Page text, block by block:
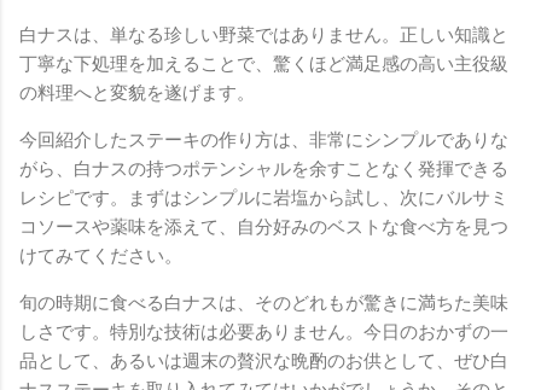
白ナスは、単なる珍しい野菜ではありません。正しい知識と
丁寧な下処理を加えることで、驚くほど満足感の高い主役級
の料理へと変貌を遂げます。
今回紹介したステーキの作り方は、非常にシンプルでありな
がら、白ナスの持つポテンシャルを余すことなく発揮できる
レシピです。まずはシンプルに岩塩から試し、次にバルサミ
コソースや薬味を添えて、自分好みのベストな食べ方を見つ
けてみてください。
旬の時期に食べる白ナスは、そのどれもが驚きに満ちた美味
しさです。特別な技術は必要ありません。今日のおかずの一
品として、あるいは週末の贅沢な晩酌のお供として、ぜひ白